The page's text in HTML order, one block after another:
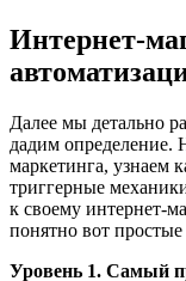
Интернет-
Далее мы детально
дадим определение.
маркетинга, узнаем
триггерные
к своему интернет-
понятно вот
Уровень 1. Самый